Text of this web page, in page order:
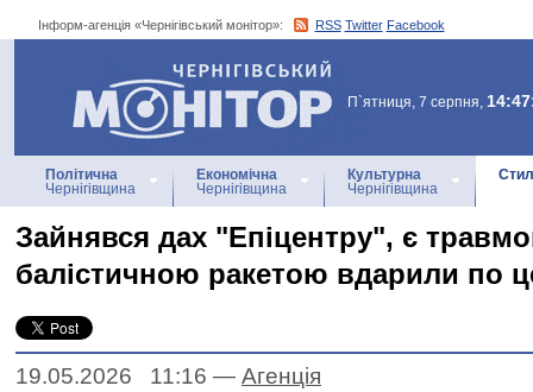
Інформ-агенція «Чернігівський монітор»: RSS Twitter Facebook
Інформ-агенція
«Чернігівський монітор»
П`ятниця, 7 серпня,
Політична
Чернігівщина
Економічна
Чернігівщина
Культурна
Чернігівщина
Зайнявся дах "Епіцентру", є
балістичною ракетою вдарили по
19.05.2026 11:16 — Агенцiя